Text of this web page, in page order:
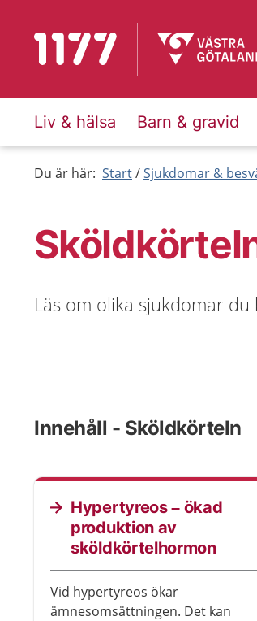
Till startsidan för 1177
Liv & hälsa Barn & gravid
Du är här: Start Sjukdomar &
Läs om olika sjukdomar
Innehåll - Sköldkörteln
Hypertyreos – ökad
produktion av
sköldkörtelhormon
Vid hypertyreos ökar
ämnesomsättningen. Det kan